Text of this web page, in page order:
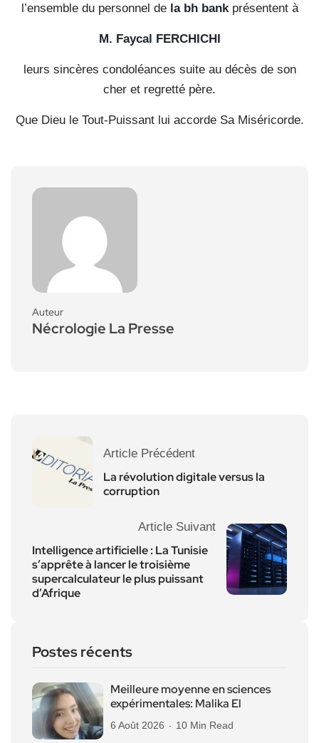
l’ensemble du personnel dela bh bankprésentent à
M. Faycal FERCHICHI
leurs sincères condoléances suite au décès de son
cher et regretté père.
Que Dieu le Tout-Puissant lui accorde Sa Miséricorde.
Auteur
Nécrologie La Presse
Article Précédent
La révolution digitale versus la
corruption
Article Suivant
Intelligence artificielle : La Tunisie
s’apprête à lancer le troisième
supercalculateur le plus puissant
d’Afrique
Postes récents
Meilleure moyenne en sciences
expérimentales: Malika El
6 Août 2026 10 Min Read